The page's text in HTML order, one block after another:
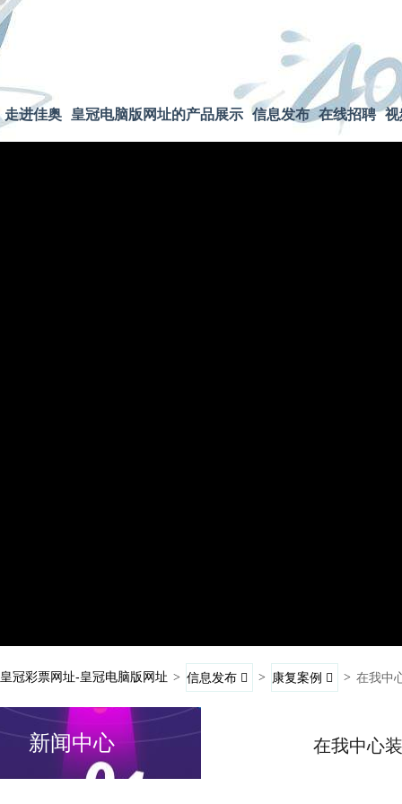
走进佳奥 皇冠电脑版网址的产品展示 信息发布 在线招聘 视
皇冠彩票网址-皇冠电脑版网址 > 信息发布 > 康复案例 > 在我中
在我中心
新闻中心
网站地图